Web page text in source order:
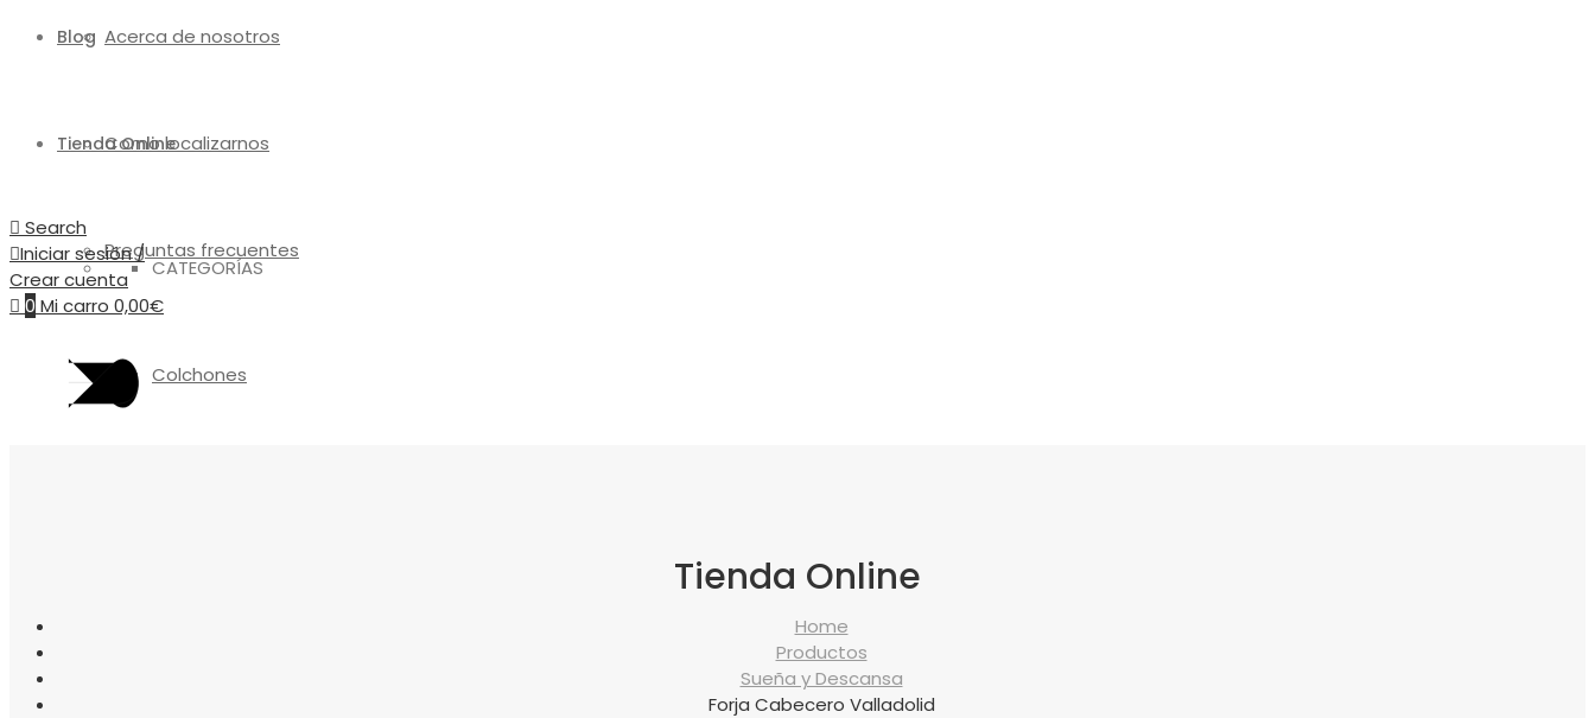
Acerca de nosotros
Como localizarnos
Preguntas frecuentes
Blog
Tienda Online
CATEGORÍAS
Colchones
Search
Iniciar sesión /
Crear cuenta
0 Mi carro 0,00€
Tienda Online
Home
Productos
Sueña y Descansa
Forja Cabecero Valladolid